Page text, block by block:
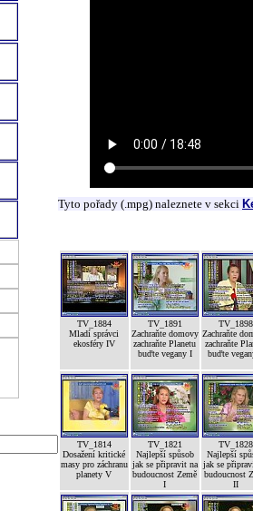
Tyto pořady (.mpg) naleznete v sekci
TV_1884
Mladí správci
ekosféry IV
TV_1891
Zachraňte domovy
zachraňte Planetu
buďte vegany I
TV_1898
Zachraňte
zachraňte
buďte
TV_1814
Dosažení kritické
masy pro záchranu
planety V
TV_1821
Najlepší spůsob
jak se připravit na
budoucnost Země
I
TV_1828
Najlepší
jak se
budoucnost
II